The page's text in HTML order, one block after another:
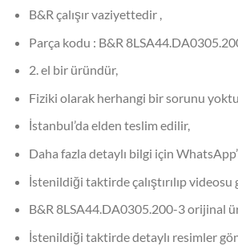
B&R çalışır vaziyettedir ,
Parça kodu : B&R
2. el bir üründür,
Fiziki olarak herhangi bir sorunu
İstanbul’da elden teslim edilir,
Daha fazla detaylı bilgi için
İstenildiği taktirde çalıştırılıp
B&R 8LSA44.DA0305.200-3 orijinal
İstenildiği taktirde detaylı resimler